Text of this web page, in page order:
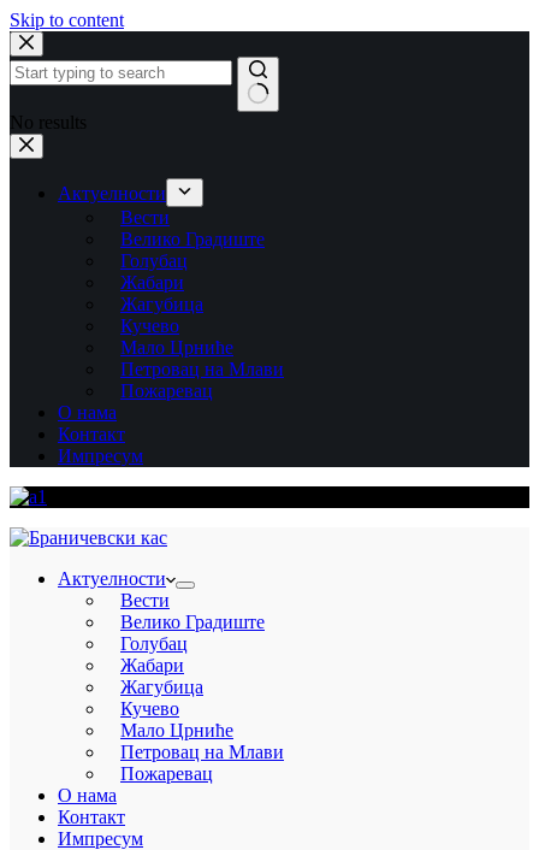
Skip to content
No results
Актуелности
Вести
Велико Градиште
Голубац
Жабари
Жагубица
Кучево
Мало Црниће
Петровац на Млави
Пожаревац
О нама
Контакт
Импресум
Актуелности
Вести
Велико Градиште
Голубац
Жабари
Жагубица
Кучево
Мало Црниће
Петровац на Млави
Пожаревац
О нама
Контакт
Импресум